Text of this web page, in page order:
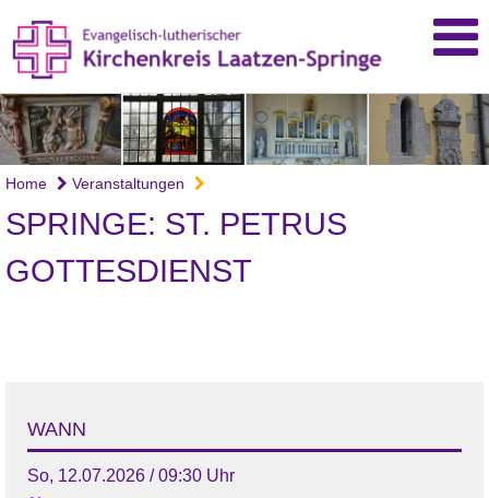
Home Veranstaltungen
SPRINGE: ST. PETRUS
GOTTESDIENST
WANN
So, 12.07.2026 / 09:30 Uhr